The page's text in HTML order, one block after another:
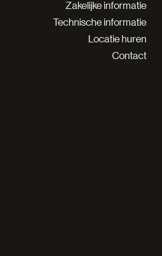
Zakelijke informatie
Technische informatie
Locatie huren
Contact